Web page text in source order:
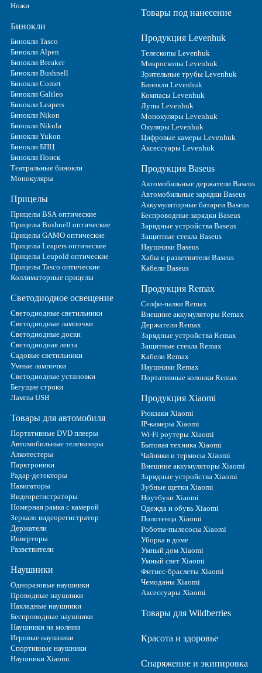
Ножи
Бинокли
Бинокли Tasco
Бинокли Alpen
Бинокли Breaker
Бинокли Bushnell
Бинокли Comet
Бинокли Galileo
Бинокли Leapers
Бинокли Nikon
Бинокли Nikula
Бинокли Yukon
Бинокли БПЦ
Бинокли Поиск
Театральные бинокли
Монокуляры
Прицелы
Прицелы BSA оптические
Прицелы Bushnell оптические
Прицелы GAMO оптические
Прицелы Leapers оптические
Прицелы Leupold оптические
Прицелы Tasco оптические
Коллиматорные прицелы
Светодиодное освещение
Светодиодные светильники
Светодиодные лампочки
Светодиодные доски
Светодиодная лента
Садовые светильники
Умные лампочки
Светодиодные установки
Бегущие строки
Лампы USB
Товары для автомобиля
Портативные DVD плееры
Автомобильные телевизоры
Алкотестеры
Парктроники
Радар-детекторы
Навигаторы
Видеорегистраторы
Номерная рамка с камерой
Зеркало видеорегистратор
Держатели
Инверторы
Разветвители
Наушники
Одноразовые наушники
Проводные наушники
Накладные наушники
Беспроводные наушники
Наушники на молнии
Игровые наушники
Спортивные наушники
Наушники Xiaomi
Товары под нанесение
Продукция Levenhuk
Телескопы Levenhuk
Микроскопы Levenhuk
Зрительные трубы Levenhuk
Бинокли Levenhuk
Компасы Levenhuk
Лупы Levenhuk
Монокуляры Levenhuk
Окуляры Levenhuk
Цифровые камеры Levenhuk
Аксессуары Levenhuk
Продукция Baseus
Автомобильные держатели Baseus
Автомобильные зарядки Baseus
Аккумуляторные батареи Baseus
Беспроводные зарядки Baseus
Зарядные устройства Baseus
Защитные стекла Baseus
Наушники Baseus
Хабы и разветвители Baseus
Кабели Baseus
Продукция Remax
Селфи-палки Remax
Внешние аккумуляторы Remax
Держатели Remax
Зарядные устройства Remax
Защитные стекла Remax
Кабели Remax
Наушники Remax
Портативные колонки Remax
Продукция Xiaomi
Рюкзаки Xiaomi
IP-камеры Xiaomi
Wi-Fi роутеры Xiaomi
Бытовая техника Xiaomi
Чайники и термосы Xiaomi
Внешние аккумуляторы Xiaomi
Зарядные устройства Xiaomi
Зубные щетки Xiaomi
Ноутбуки Xiaomi
Одежда и обувь Xiaomi
Полотенца Xiaomi
Роботы-пылесосы Xiaomi
Уборка в доме
Умный дом Xiaomi
Умный свет Xiaomi
Фитнес-браслеты Xiaomi
Чемоданы Xiaomi
Аксессуары Xiaomi
Товары для Wildberries
Красота и здоровье
Снаряжение и экипировка